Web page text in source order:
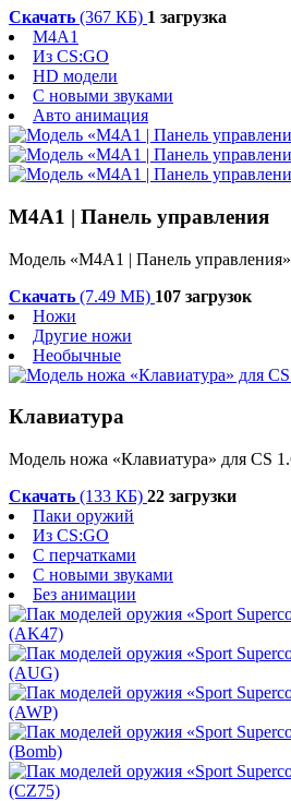
Скачать (367 КБ) 1 загрузка
M4A1
Из CS:GO
HD модели
С новыми звуками
Авто анимация
M4A1 | Панель управления
Модель «M4A1 | Панель
Скачать (7.49 МБ) 107 загрузок
Ножи
Другие ножи
Необычные
Клавиатура
Модель ножа «Клавиатура» для CS
Скачать (133 КБ) 22 загрузки
Паки оружий
Из CS:GO
С перчатками
С новыми звуками
Без анимации